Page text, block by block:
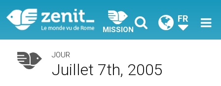
MISSION
FR
JOUR
Juillet 7th, 2005